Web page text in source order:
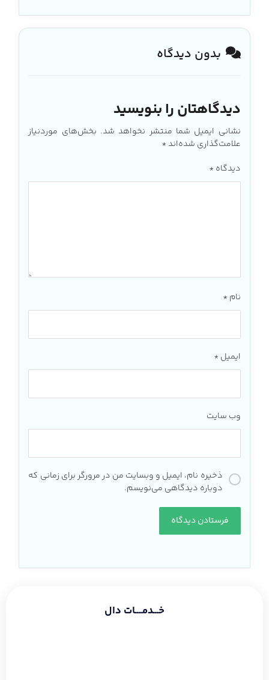
بدون دیدگاه
دیدگاهتان را بنویسید
نشانی ایمیل شما منتشر نخواهد شد. بخش‌های موردنیاز
علامت‌گذاری شده‌اند *
دیدگاه *
نام *
ایمیل *
وب‌ سایت
ذخیره نام، ایمیل و وبسایت من در مرورگر برای زمانی که
دوباره دیدگاهی می‌نویسم.
خـــدمــــات دال